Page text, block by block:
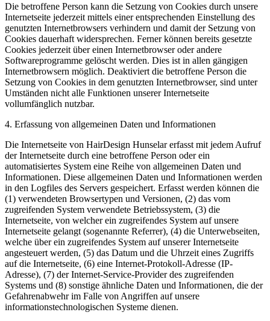
Die betroffene Person kann die Setzung von Cookies durch unsere
Internetseite jederzeit mittels einer entsprechenden Einstellung des
genutzten Internetbrowsers verhindern und damit der Setzung von
Cookies dauerhaft widersprechen. Ferner können bereits gesetzte
Cookies jederzeit über einen Internetbrowser oder andere
Softwareprogramme gelöscht werden. Dies ist in allen gängigen
Internetbrowsern möglich. Deaktiviert die betroffene Person die
Setzung von Cookies in dem genutzten Internetbrowser, sind unter
Umständen nicht alle Funktionen unserer Internetseite
vollumfänglich nutzbar.
4. Erfassung von allgemeinen Daten und Informationen
Die Internetseite von HairDesign Hunselar erfasst mit jedem Aufruf
der Internetseite durch eine betroffene Person oder ein
automatisiertes System eine Reihe von allgemeinen Daten und
Informationen. Diese allgemeinen Daten und Informationen werden
in den Logfiles des Servers gespeichert. Erfasst werden können die
(1) verwendeten Browsertypen und Versionen, (2) das vom
zugreifenden System verwendete Betriebssystem, (3) die
Internetseite, von welcher ein zugreifendes System auf unsere
Internetseite gelangt (sogenannte Referrer), (4) die Unterwebseiten,
welche über ein zugreifendes System auf unserer Internetseite
angesteuert werden, (5) das Datum und die Uhrzeit eines Zugriffs
auf die Internetseite, (6) eine Internet-Protokoll-Adresse (IP-
Adresse), (7) der Internet-Service-Provider des zugreifenden
Systems und (8) sonstige ähnliche Daten und Informationen, die der
Gefahrenabwehr im Falle von Angriffen auf unsere
informationstechnologischen Systeme dienen.